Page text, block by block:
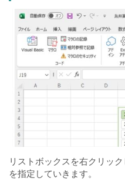
リストボックスを右クリッ
を指定していきます。